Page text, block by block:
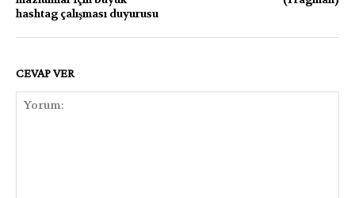
hashtag çalışması duyurusu
CEVAP VER